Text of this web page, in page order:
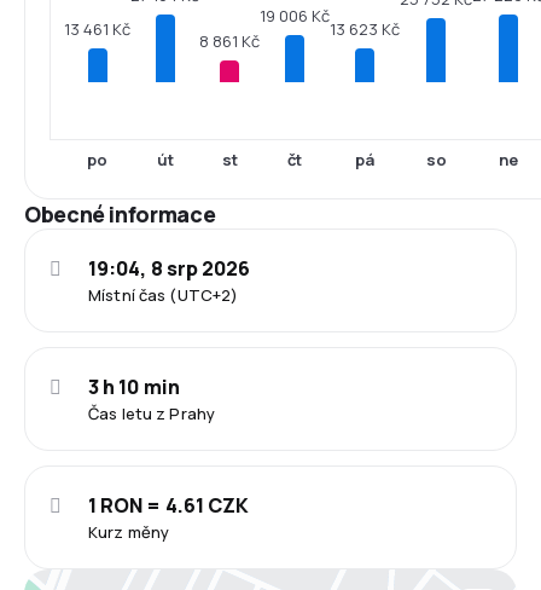
13 461 Kč
po út
8 861 Kč
st
19 006 Kč
čt
13 623 Kč
pá so ne
Obecné informace
Místní čas (UTC+2)
19:04, 8 srp 2026
Čas letu z Prahy
3 h 10 min
Kurz měny
1 RON = 4.61 CZK